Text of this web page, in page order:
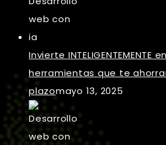
Invierte INTELIGENTEMENTE
herramientas que te
plazomayo 13, 2025